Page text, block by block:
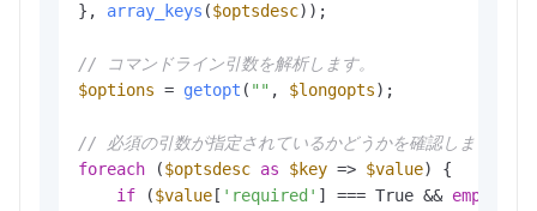
}, array_keys ($optsdesc));
// コマンドライン引数を解析します。
$options = getopt ( "" , $longopts);
// 必須の引数が指定されているかどうかを確認します。
foreach ($optsdesc as $key => $value) {
if ($value [ 'required' ] === True && empty